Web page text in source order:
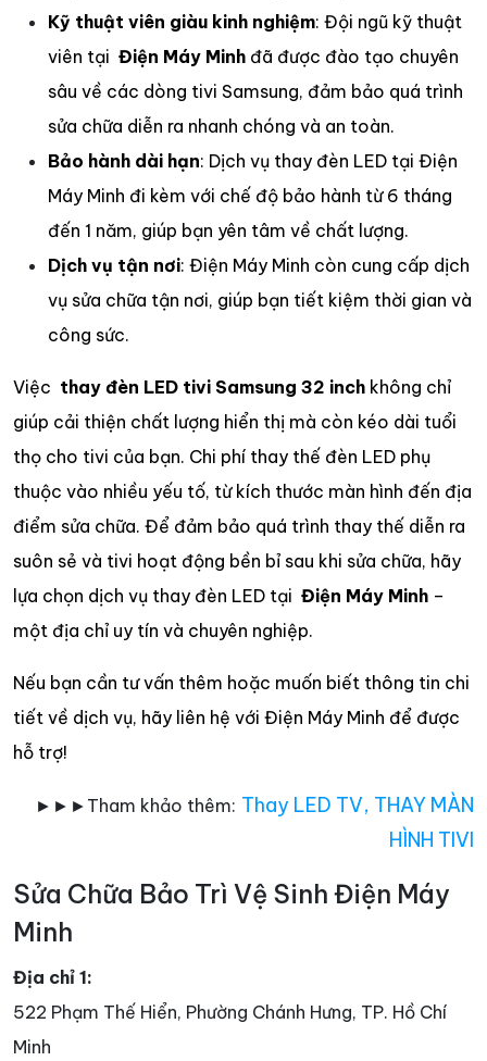
Kỹ thuật viên giàu kinh nghiệm: Đội ngũ kỹ thuật
viên tại Điện Máy Minh đã được đào tạo chuyên
sâu về các dòng tivi Samsung, đảm bảo quá trình
sửa chữa diễn ra nhanh chóng và an toàn.
Bảo hành dài hạn: Dịch vụ thay đèn LED tại Điện
Máy Minh đi kèm với chế độ bảo hành từ 6 tháng
đến 1 năm, giúp bạn yên tâm về chất lượng.
Dịch vụ tận nơi: Điện Máy Minh còn cung cấp dịch
vụ sửa chữa tận nơi, giúp bạn tiết kiệm thời gian và
công sức.
Việc thay đèn LED tivi Samsung 32 inch không chỉ
giúp cải thiện chất lượng hiển thị mà còn kéo dài tuổi
thọ cho tivi của bạn. Chi phí thay thế đèn LED phụ
thuộc vào nhiều yếu tố, từ kích thước màn hình đến địa
điểm sửa chữa. Để đảm bảo quá trình thay thế diễn ra
suôn sẻ và tivi hoạt động bền bỉ sau khi sửa chữa, hãy
lựa chọn dịch vụ thay đèn LED tại Điện Máy Minh –
một địa chỉ uy tín và chuyên nghiệp.
Nếu bạn cần tư vấn thêm hoặc muốn biết thông tin chi
tiết về dịch vụ, hãy liên hệ với Điện Máy Minh để được
hỗ trợ!
►►►Tham khảo thêm: Thay LED TV, THAY MÀN
HÌNH TIVI
Sửa Chữa Bảo Trì Vệ Sinh Điện Máy
Minh
Địa chỉ 1:
522 Phạm Thế Hiển, Phường Chánh Hưng, TP. Hồ Chí
Minh